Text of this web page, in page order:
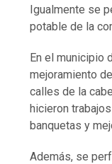
Igualmente se
potable de la
En el municipio
mejoramiento
calles de la
hicieron
banquetas y
Además, se